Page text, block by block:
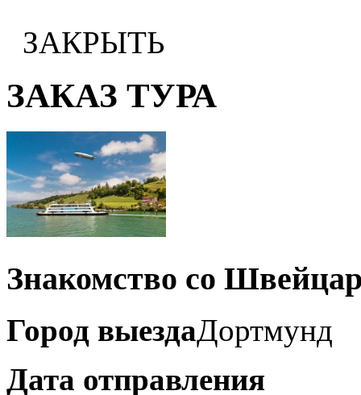
ЗАКРЫТЬ
ЗАКАЗ ТУРА
Знакомство со
Город выездаДортмунд
Дата отправления